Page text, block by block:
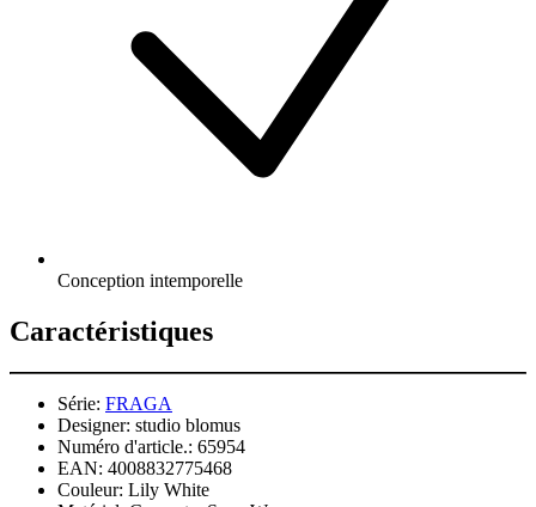
Conception intemporelle
Caractéristiques
Série: FRAGA
Designer: studio blomus
Numéro d'article.: 65954
EAN: 4008832775468
Couleur: Lily White